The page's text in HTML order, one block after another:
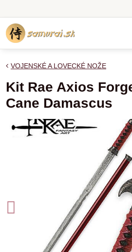
VOJENSKÉ A LOVECKÉ NOŽE
Kit Rae Axios
Cane Damascus